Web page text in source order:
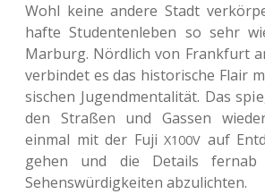
Wohl keine andere Stadt
haf­te Stu­den­ten­le­ben so sehr
Mar­burg. Nörd­lich von Frank­furt
ver­bin­det es das his­to­ri­sche Flair
si­schen Jugend­men­ta­li­tät. Das
den Stra­ßen und Gassen
einmal mit der FujiX100V auf
gehen und die Details fernab
Sehens­wür­dig­kei­ten abzulichten.